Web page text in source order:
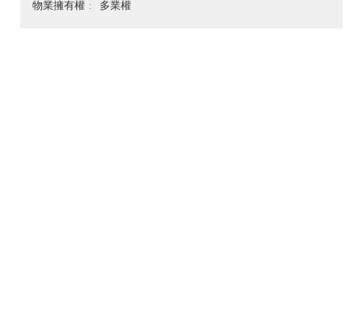
物業擁有權 多業權